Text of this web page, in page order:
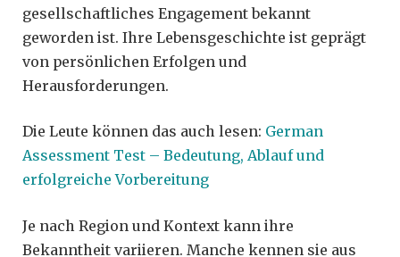
gesellschaftliches Engagement bekannt
geworden ist. Ihre Lebensgeschichte ist geprägt
von persönlichen Erfolgen und
Herausforderungen.
Die Leute können das auch lesen: German
Assessment Test – Bedeutung, Ablauf und
erfolgreiche Vorbereitung
Je nach Region und Kontext kann ihre
Bekanntheit variieren. Manche kennen sie aus